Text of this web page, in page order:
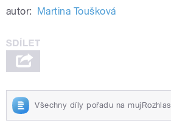
autor: Martina Toušková
Všechny díly pořadu na mujRozhlas